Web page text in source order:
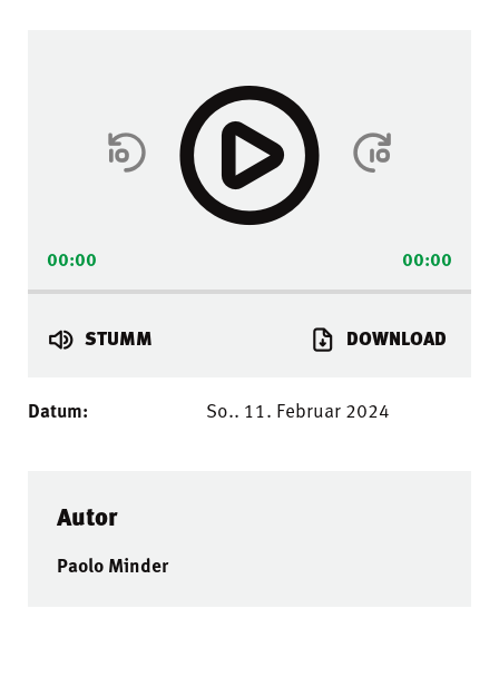
00:00 00:00
STUMM DOWNLOAD
Datum: So.. 11. Februar 2024
Autor
Paolo Minder